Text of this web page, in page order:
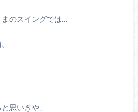
のスイングでは…
思いきや、